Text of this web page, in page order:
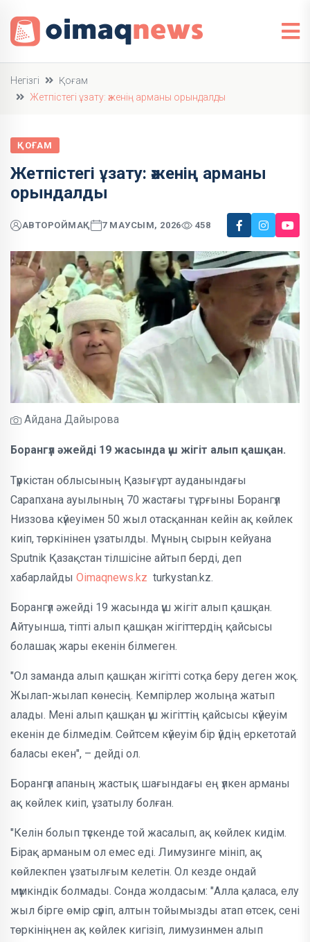
Негізгі
Қоғам
Жетпістегі ұзату: әженің арманы орындалды
ҚОҒАМ
Жетпістегі ұзату: әженің арманы
орындалды
АВТОРОЙМАҚ 7 МАУСЫМ, 2026 458
Айдана Дайырова
Борангүл әжейді 19 жасында үш жігіт алып қашқан.
Түркістан облысының Қазығұрт ауданындағы
Сарапхана ауылының 70 жастағы тұрғыны Борангүл
Низзова күйеуімен 50 жыл отасқаннан кейін ақ көйлек
киіп, төркінінен ұзатылды. Мұның сырын кейуана
Sputnik Қазақстан тілшісіне айтып берді, деп
хабарлайды Oimaqnews.kz turkystan.kz.
Борангүл әжейді 19 жасында үш жігіт алып қашқан.
Айтуынша, тіпті алып қашқан жігіттердің қайсысы
болашақ жары екенін білмеген.
"Ол заманда алып қашқан жігітті сотқа беру деген жоқ.
Жылап-жылап көнесің. Кемпірлер жолыңа жатып
алады. Мені алып қашқан үш жігіттің қайсысы күйеуім
екенін де білмедім. Сөйтсем күйеуім бір үйдің еркетотай
баласы екен", – дейді ол.
Борангүл апаның жастық шағындағы ең үлкен арманы
ақ көйлек киіп, ұзатылу болған.
"Келін болып түскенде той жасалып, ақ көйлек кидім.
Бірақ арманым ол емес еді. Лимузинге мініп, ақ
көйлекпен ұзатылғым келетін. Ол кезде ондай
мүмкіндік болмады. Сонда жолдасым: "Алла қаласа, елу
жыл бірге өмір сүріп, алтын тойымызды атап өтсек, сені
төркініңнен ақ көйлек кигізіп, лимузинмен алып